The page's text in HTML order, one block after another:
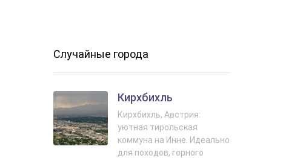
Случайные города
Кирхбихль
Кирхбихль, Австрия:
уютная тирольская
коммуна на Инне. Идеально
для походов, горного